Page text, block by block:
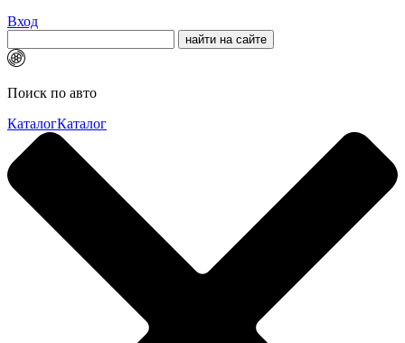
Вход
Поиск по авто
КаталогКаталог